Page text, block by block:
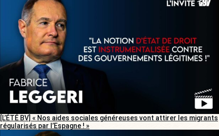
[L’ÉTÉ BV] « Nos aides sociales généreuses vont attirer les migrants
régularisés par l’Espagne ! »